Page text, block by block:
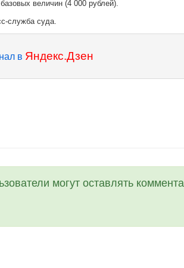
величин (4 000 рублей).
служба суда.
в Яндекс.Дзен
могут оставлять